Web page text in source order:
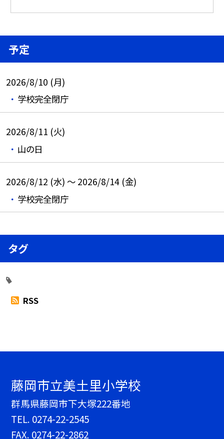
予定
2026/8/10 (月)
学校完全閉庁
2026/8/11 (火)
山の日
2026/8/12 (水) ～ 2026/8/14 (金)
学校完全閉庁
タグ
RSS
藤岡市立美土里小学校
群馬県藤岡市下大塚222番地
TEL. 0274-22-2545
FAX. 0274-22-2862